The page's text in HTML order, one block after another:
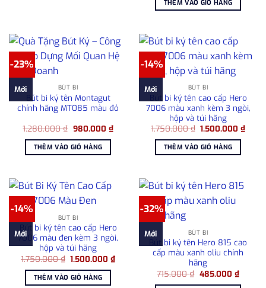
2.050.000 ₫.
THÊM VÀO GIỎ HÀNG
-23%
Mới BÚT BI
Bút bi ký tên Montagut
chính hãng MT085 màu đỏ
1.280.000₫ Giá
là:
1.280.000 ₫.
980.000 ₫Giá
THÊM VÀO GIỎ HÀNG
-14%
Mới BÚT BI
Bút bi ký tên cao cấp Hero
7006 màu xanh kèm 3 ngòi,
hộp và túi hãng
1.750.000₫ Giá
là:
1.750.000 ₫.
1.500.000₫Giá
THÊM VÀO GIỎ HÀNG
-14%
Mới
BÚT BI
Bút bi ký tên cao cấp Hero
7006 màu đen kèm 3 ngòi,
hộp và túi hãng
1.750.000₫ Giá
là:
1.750.000 ₫.
1.500.000₫Giá
hiện
THÊM VÀO GIỎ HÀNG
-32%
Mới BÚT BI
Bút bi ký tên Hero 815 cao
cấp màu xanh oliu chính
hãng
715.000₫ Giá
485.000 ₫Giá
hiện